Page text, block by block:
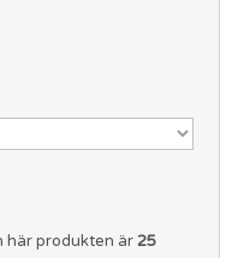
här produkten är 25